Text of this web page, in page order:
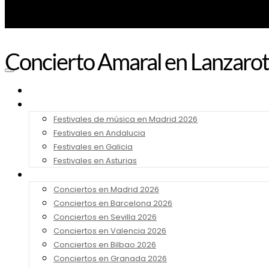
Festivales de música en Madrid 2026
Festivales en Andalucia
Festivales en Galicia
Festivales en Asturias
Conciertos en Madrid 2026
Conciertos en Barcelona 2026
Conciertos en Sevilla 2026
Conciertos en Valencia 2026
Conciertos en Bilbao 2026
Conciertos en Granada 2026
Concierto Amaral en